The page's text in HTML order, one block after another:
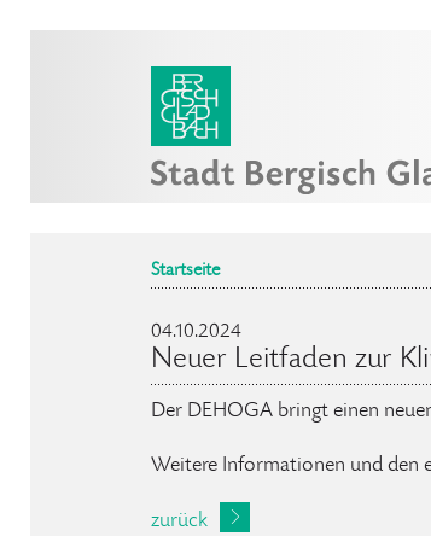
Startseite
04.10.2024
Neuer Leitfaden zur
Der DEHOGA bringt einen
Weitere Informationen und den
zurück